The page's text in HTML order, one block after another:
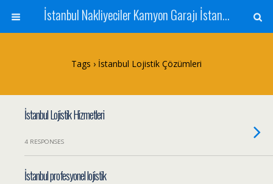
İstanbul Nakliyeciler Kamyon Garajı İstanbul Nakliyat Şehir İçi ve Şehirler Arası Nakliyat İstanbul Evden Eve Nakliyat Yük Eşya Taşımacılığı
Tags › İstanbul Lojistik Çözümleri
İstanbul Lojistik Hizmetleri
4 RESPONSES
İstanbul profesyonel lojistik